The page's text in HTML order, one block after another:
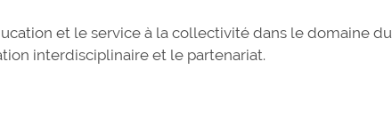
et le service à la collectivité dans le domaine du
interdisciplinaire et le partenariat.